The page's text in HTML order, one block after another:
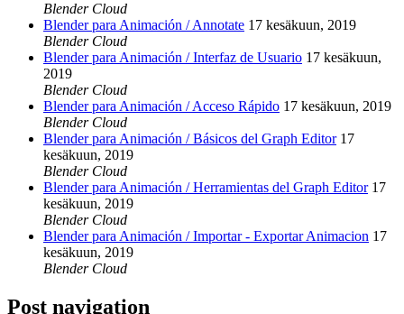
Blender Cloud
Blender para Animación / Annotate 17 kesäkuun, 2019
Blender Cloud
Blender para Animación / Interfaz de Usuario 17 kesäkuun,
2019
Blender Cloud
Blender para Animación / Acceso Rápido 17 kesäkuun, 2019
Blender Cloud
Blender para Animación / Básicos del Graph Editor 17
kesäkuun, 2019
Blender Cloud
Blender para Animación / Herramientas del Graph Editor 17
kesäkuun, 2019
Blender Cloud
Blender para Animación / Importar - Exportar Animacion 17
kesäkuun, 2019
Blender Cloud
Post navigation